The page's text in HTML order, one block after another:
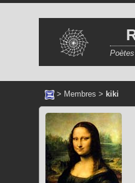
> Membres > kiki